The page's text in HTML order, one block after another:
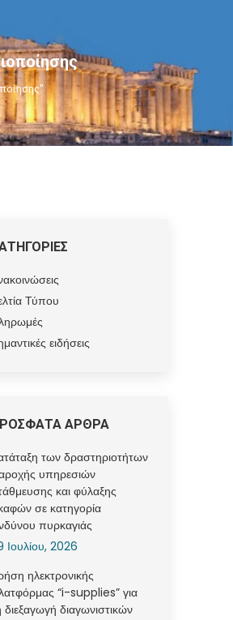
Τύπου
ειδήσεις
ΑΡΘΡΑ
των δραστηριοτήτων
υπηρεσιών
και φύλαξης
σε κατηγορία
πυρκαγιάς
Ιουλίου, 2026
ηλεκτρονικής
“i-supplies” για
διεξαγωγή διαγωνιστικών